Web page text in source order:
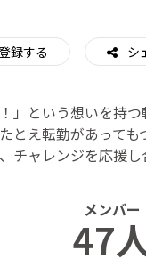
録する シ
」という想いを持
とえ転勤があって
チャレンジを応援し
メンバー
47